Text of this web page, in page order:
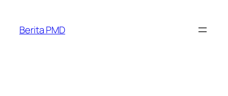
content
Berita PMD